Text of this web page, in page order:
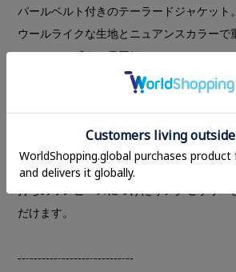
パールベルト付きのテーラードジャケット。
ウールライクな生地とニュアンスカラーで
ィンテージ感ある雰囲気に。
肩パットを入れたオーバーサイズシルエッ
パールベルトはお好みの位置でフックで留
だけます。
-----------------------------